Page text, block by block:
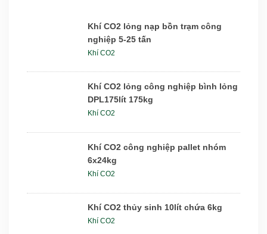
Khí CO2 lỏng nạp bồn trạm công
nghiệp 5-25 tấn
Khí CO2
Khí CO2 lỏng công nghiệp bình lỏng
DPL175lít 175kg
Khí CO2
Khí CO2 công nghiệp pallet nhóm
6x24kg
Khí CO2
Khí CO2 thủy sinh 10lít chứa 6kg
Khí CO2